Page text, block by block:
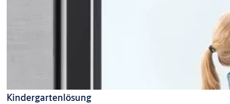
Kindergartenlösung